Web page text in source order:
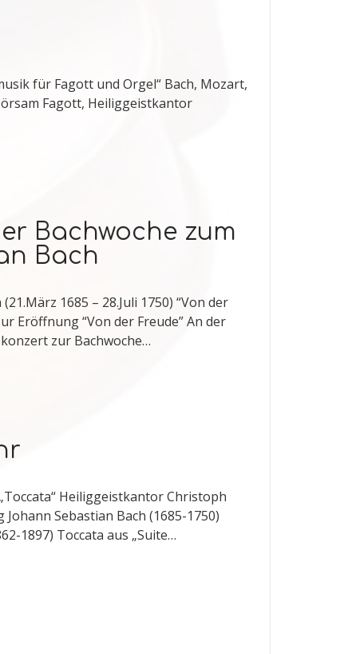
für Fagott und Orgel“ Bach, Mozart,
Fagott, Heiliggeistkantor
Bachwoche zum
Bach
1685 – 28.Juli 1750) “Von der
Eröffnung “Von der Freude” An der
zur Bachwoche…
Heiliggeistkantor Christoph
Sebastian Bach (1685-1750)
1897) Toccata aus „Suite…